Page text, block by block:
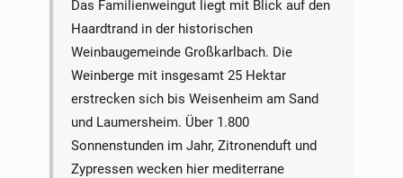
Das Familienweingut liegt mit Blick auf den
Haardtrand in der historischen
Weinbaugemeinde Großkarlbach. Die
Weinberge mit insgesamt 25 Hektar
erstrecken sich bis Weisenheim am Sand
und Laumersheim. Über 1.800
Sonnenstunden im Jahr, Zitronenduft und
Zypressen wecken hier mediterrane